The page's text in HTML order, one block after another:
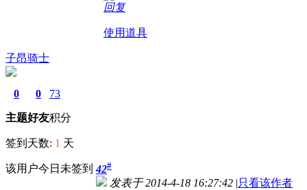
回复
使用道具
子昂骑士
0
主题
0
好友
73
积分
签到天数: 1 天
该用户今日未签到 42#
发表于 2014-4-18 16:27:42 |只看该作者